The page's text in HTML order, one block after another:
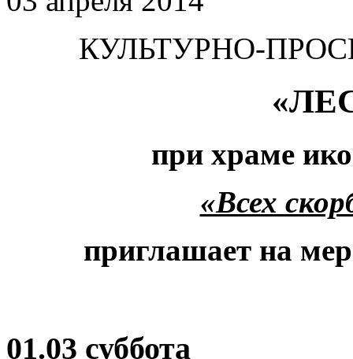
КУЛЬТУРНО-
при храме
«Всех
приглашает на
01.03 суббота